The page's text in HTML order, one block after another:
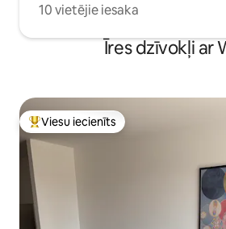
10 vietējie iesaka
Īres dzīvokļi ar
Populārs viesu iecienīts mājoklis
Viesu iecienīts